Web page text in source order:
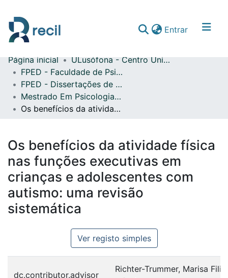
Entrar(current)
Comunidades & Coleções
Percorrer repositório
Estatísticas
Página inicial
ULusófona - Centro Universitário do Porto
FPED - Faculdade de Psicologia, Educação e Desporto
FPED - Dissertações de Mestrado
Mestrado Em Psicologia Clínica e da Saúde
Os benefícios da atividade física nas funções executivas em crianças e adolescentes com autismo: uma revisão sistemática
Os benefícios da atividade física
nas funções executivas em
crianças e adolescentes com
autismo: uma revisão
sistemática
Ver registo simples
dc.contributor.advisor
Richter-Trummer, Marisa